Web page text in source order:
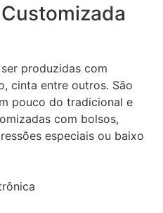
produzidas com
cinta entre outros. São
pouco do tradicional e
com bolsos,
especiais ou baixo